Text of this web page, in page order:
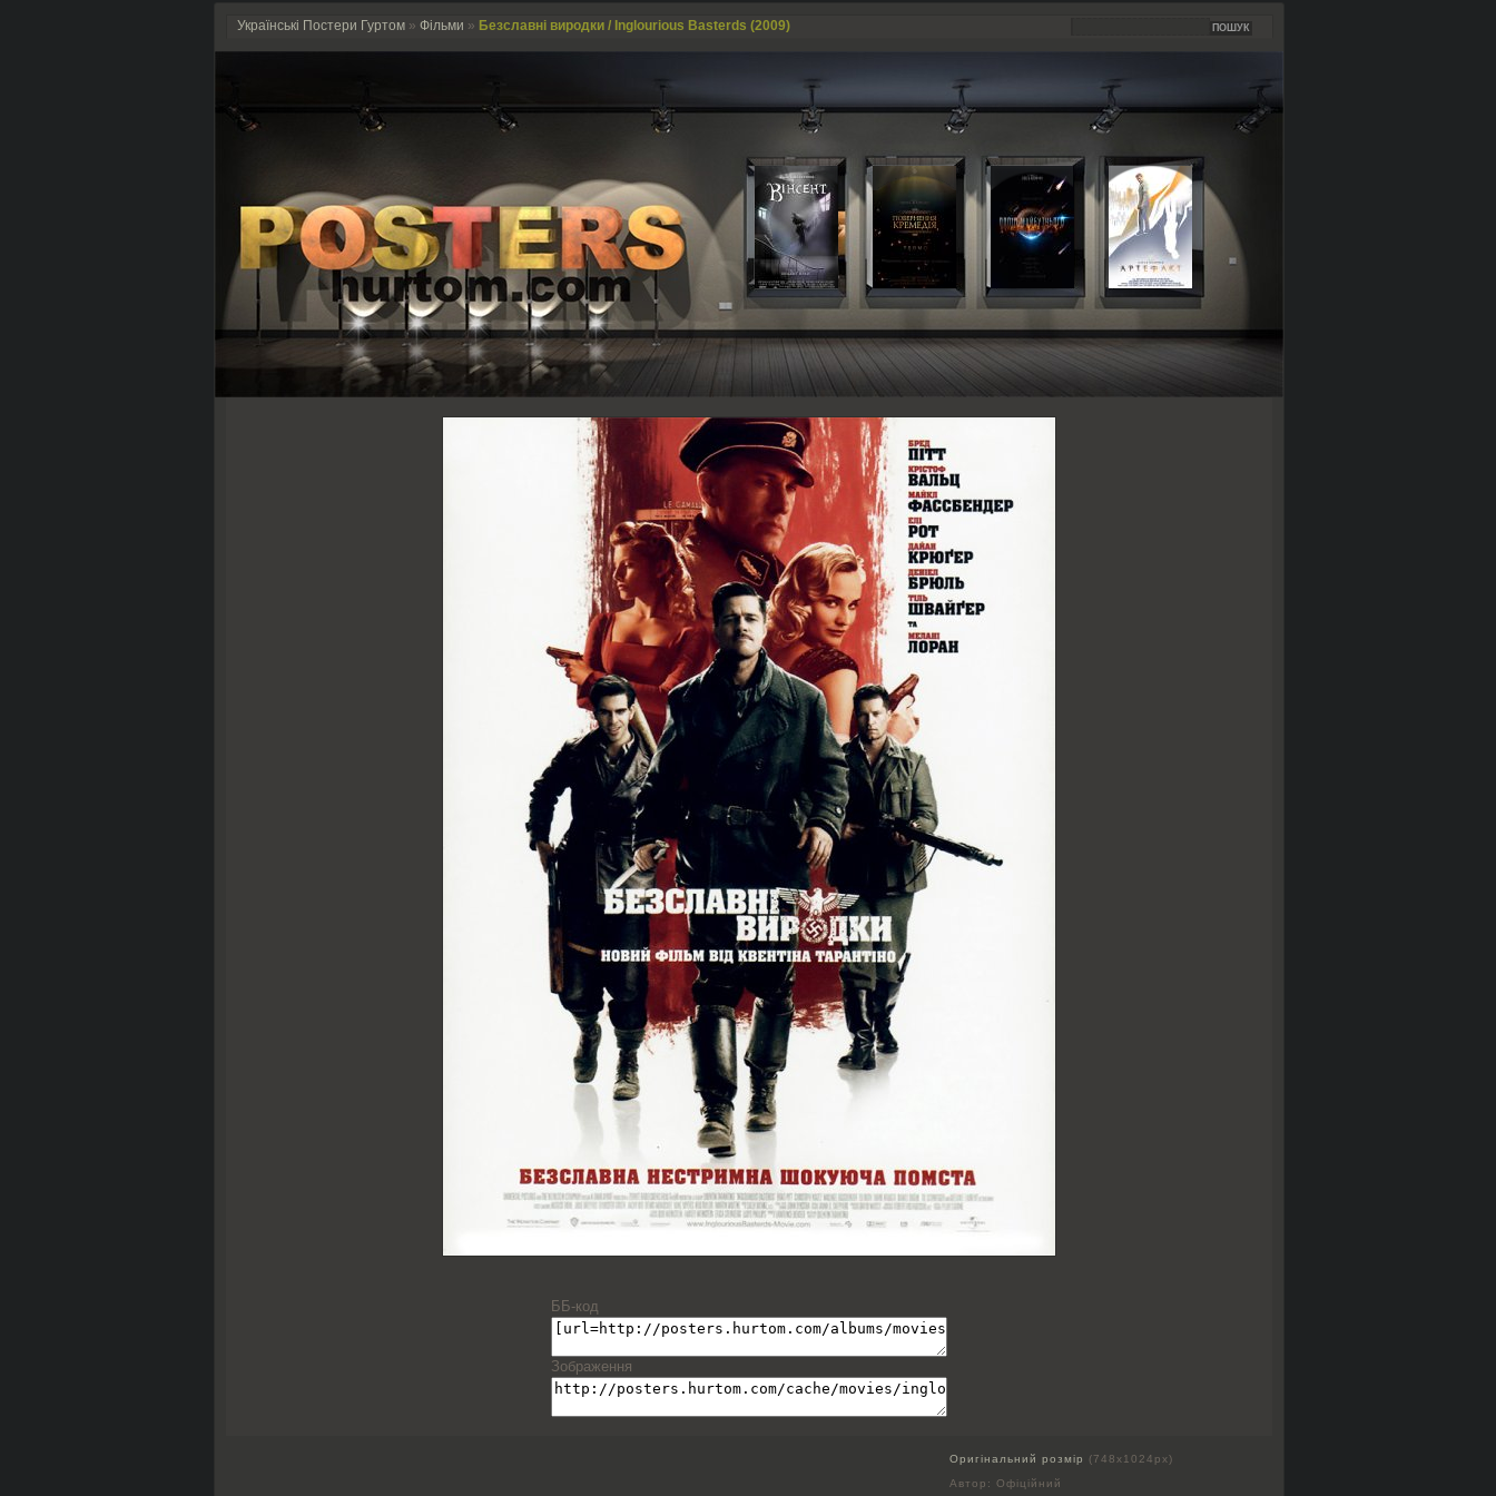
Українські Постери Гуртом » Фільми » Безславні виродки / Inglourious Basterds (2009)
ББ-код
Зображення
Оригінальний розмір
(748x1024px)
Автор: Офіційний